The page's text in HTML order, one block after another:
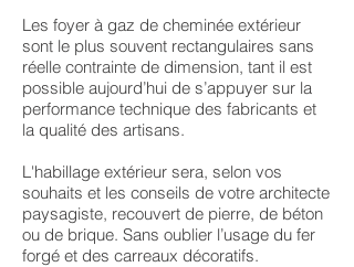
Les foyer à gaz de cheminée extérieur
sont le plus souvent rectangulaires sans
réelle contrainte de dimension, tant il est
possible aujourd’hui de s’appuyer sur la
performance technique des fabricants et
la qualité des artisans.
L'habillage extérieur sera, selon vos
souhaits et les conseils de votre architecte
paysagiste, recouvert de pierre, de béton
ou de brique. Sans oublier l’usage du fer
forgé et des carreaux décoratifs.